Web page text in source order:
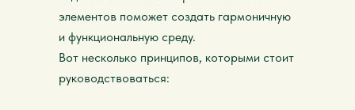
элементов поможет создать гармоничную
и функциональную среду.
Вот несколько принципов, которыми стоит
руководствоваться: